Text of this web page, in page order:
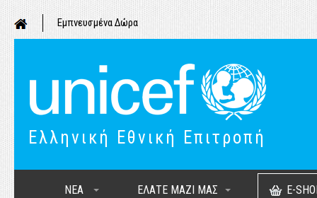
Εμπνευσμένα Δώρα
Ελληνική Εθνική Επιτροπή
ΝΕΑ ΕΛΑΤΕ ΜΑΖΙ ΜΑΣ E-